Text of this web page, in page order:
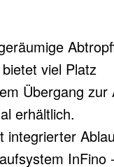
viel Platz
Übergang zur
erhältlich.
InFino